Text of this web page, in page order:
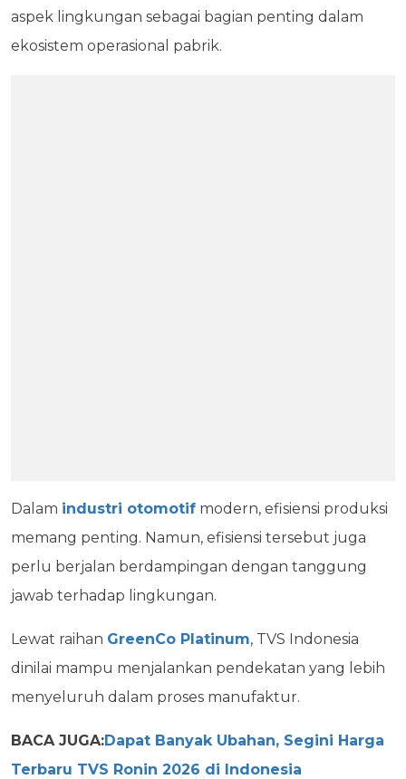
aspek lingkungan sebagai bagian penting dalam
ekosistem operasional pabrik.
Dalam industri otomotif modern, efisiensi produksi
memang penting. Namun, efisiensi tersebut juga
perlu berjalan berdampingan dengan tanggung
jawab terhadap lingkungan.
Lewat raihan GreenCo Platinum, TVS Indonesia
dinilai mampu menjalankan pendekatan yang lebih
menyeluruh dalam proses manufaktur.
BACA JUGA:Dapat Banyak Ubahan, Segini Harga
Terbaru TVS Ronin 2026 di Indonesia